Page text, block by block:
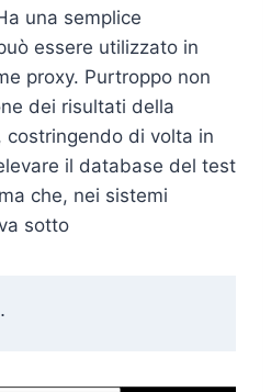
una semplice
essere utilizzato in
proxy. Purtroppo non
dei risultati della
di volta in
il database del test
che, nei sistemi
sotto